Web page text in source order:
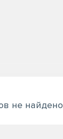
не найдено